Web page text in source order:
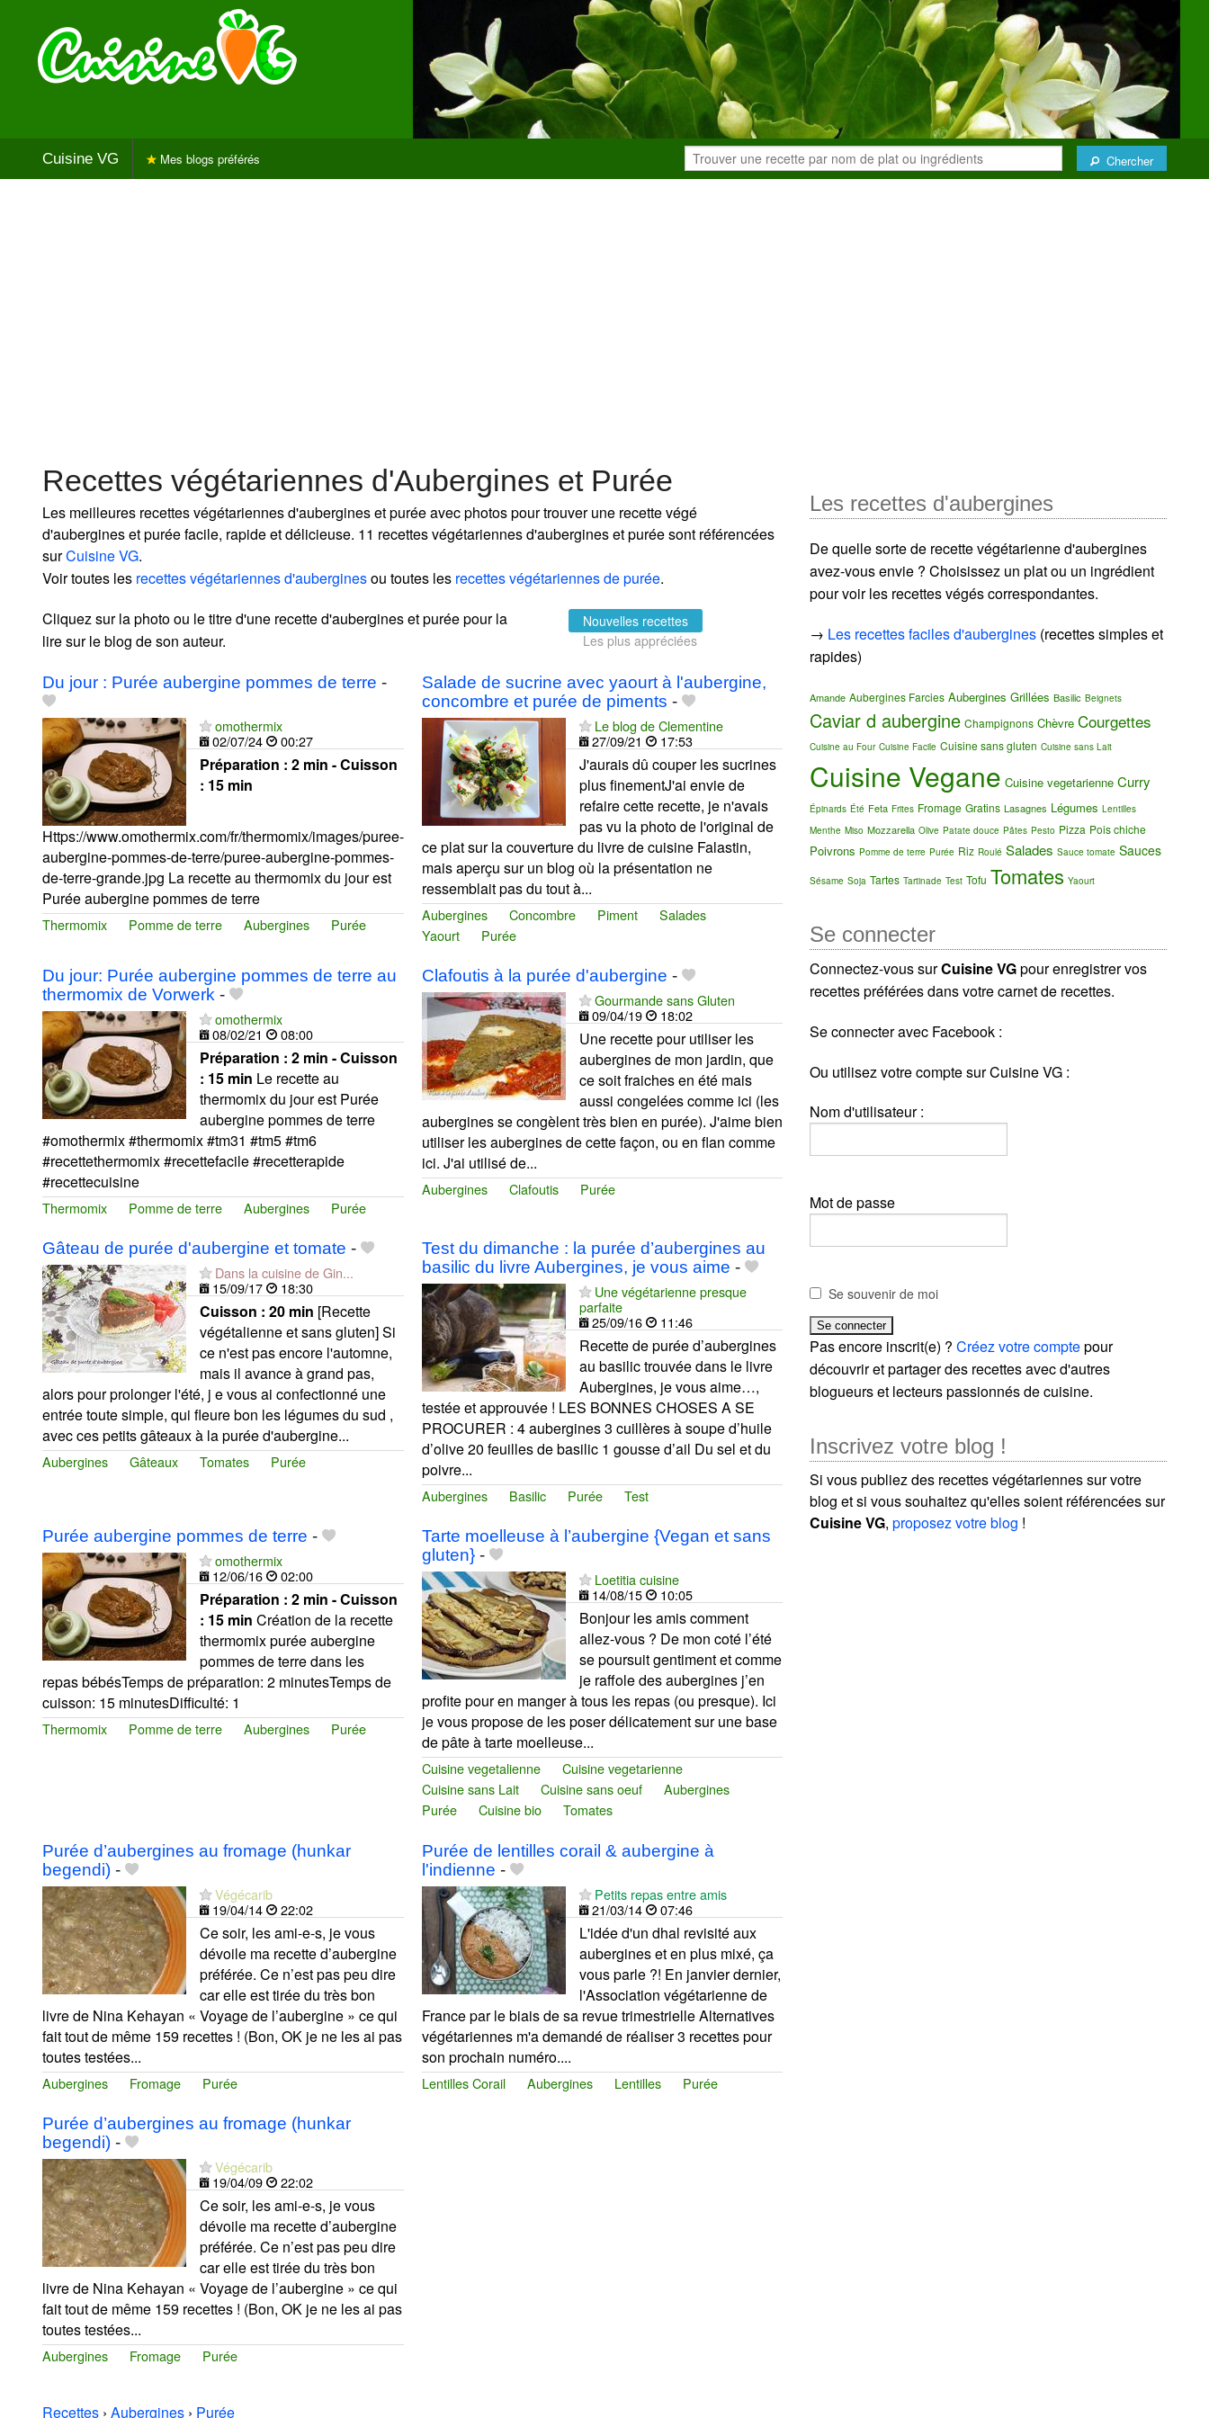
Cuisine VG Chercher
Mes blogs préférés
Recettes végétariennes d'Aubergines et Purée
Les meilleures recettes végétariennes d'aubergines et purée avec photos pour trouver une recette végé
d'aubergines et purée facile, rapide et délicieuse. 11 recettes végétariennes d'aubergines et purée sont référencées
surCuisine VG.
Voir toutes les recettes végétariennes d'auberginesou toutes les recettes végétariennes de purée.
Cliquez sur la photo ou le titre d'une recette d'aubergines et purée pour la
lire sur le blog de son auteur.
Nouvelles recettes
Les plus appréciées
Du jour : Purée aubergine pommes de terre -
omothermix
02/07/24
00:27
Préparation : 2 min - Cuisson
: 15 min
Https://www.omothermix.com/fr/thermomix/images/puree-
aubergine-pommes-de-terre/puree-aubergine-pommes-
de-terre-grande.jpg La recette au thermomix du jour est
Purée aubergine pommes de terre
Thermomix Pomme de terre Aubergines Purée
Salade de sucrine avec yaourt à l'aubergine,
concombre et purée de piments -
Le blog de Clementine
27/09/21
17:53
J'aurais dû couper les sucrines
plus finementJ'ai envie de
refaire cette recette, je n'avais
pas vu la photo de l'original de
ce plat sur la couverture du livre de cuisine Falastin,
mais aperçu sur un blog où la présentation ne
ressemblait pas du tout à...
Aubergines Concombre Piment
Salades
Yaourt
Purée
Du jour: Purée aubergine pommes de terre au
thermomix de Vorwerk -
omothermix
08/02/21
08:00
Préparation : 2 min - Cuisson
: 15 min Le recette au
thermomix du jour est Purée
aubergine pommes de terre
#omothermix #thermomix #tm31 #tm5 #tm6
#recettethermomix #recettefacile #recetterapide
#recettecuisine
Thermomix Pomme de terre Aubergines Purée
Clafoutis à la purée d'aubergine -
Gourmande sans Gluten
09/04/19
18:02
Une recette pour utiliser les
aubergines de mon jardin, que
ce soit fraiches en été mais
aussi congelées comme ici (les
aubergines se congèlent très bien en purée). J'aime bien
utiliser les aubergines de cette façon, ou en flan comme
ici. J'ai utilisé de...
Aubergines Clafoutis Purée
Gâteau de purée d'aubergine et tomate -
Dans la cuisine de Gin...
15/09/17
18:30
Cuisson : 20 min [Recette
végétalienne et sans gluten] Si
ce n'est pas encore l'automne,
mais il avance à grand pas,
alors pour prolonger l'été, j e vous ai confectionné une
entrée toute simple, qui fleure bon les légumes du sud ,
avec ces petits gâteaux à la purée d'aubergine...
Aubergines Gâteaux Tomates Purée
Test du dimanche : la purée d’aubergines au
basilic du livre Aubergines, je vous aime -
Une végétarienne presque
parfaite
25/09/16
11:46
Recette de purée d’aubergines
au basilic trouvée dans le livre
Aubergines, je vous aime…,
testée et approuvée ! LES BONNES CHOSES A SE
PROCURER : 4 aubergines 3 cuillères à soupe d’huile
d’olive 20 feuilles de basilic 1 gousse d’ail Du sel et du
poivre...
Aubergines Basilic Purée Test
Purée aubergine pommes de terre -
omothermix
12/06/16
02:00
Préparation : 2 min - Cuisson
: 15 min Création de la recette
thermomix purée aubergine
pommes de terre dans les
repas bébésTemps de préparation: 2 minutesTemps de
cuisson: 15 minutesDifficulté: 1
Thermomix Pomme de terre Aubergines Purée
Tarte moelleuse à l’aubergine {Vegan et sans
gluten}-
Loetitia cuisine
14/08/15
10:05
Bonjour les amis comment
allez-vous ? De mon coté l’été
se poursuit gentiment et comme
je raffole des aubergines j’en
profite pour en manger à tous les repas (ou presque). Ici
je vous propose de les poser délicatement sur une base
de pâte à tarte moelleuse...
Cuisine vegetalienne
Cuisine vegetarienne
Cuisine sans Lait
Cuisine sans oeuf
Aubergines
Purée
Cuisine bio Tomates
Purée d’aubergines au fromage (hunkar
begendi) -
Végécarib
19/04/14
22:02
Ce soir, les ami-e-s, je vous
dévoile ma recette d’aubergine
préférée. Ce n’est pas peu dire
car elle est tirée du très bon
livre de Nina Kehayan « Voyage de l’aubergine » ce qui
fait tout de même 159 recettes ! (Bon, OK je ne les ai pas
toutes testées...
Aubergines Fromage Purée
Purée de lentilles corail & aubergine à
l'indienne -
Petits repas entre amis
21/03/14
07:46
L'idée d'un dhal revisité aux
aubergines et en plus mixé, ça
vous parle ?! En janvier dernier,
l'Association végétarienne de
France par le biais de sa revue trimestrielle Alternatives
végétariennes m'a demandé de réaliser 3 recettes pour
son prochain numéro....
Lentilles Corail Aubergines Lentilles Purée
Purée d’aubergines au fromage (hunkar
begendi) -
Végécarib
19/04/09
22:02
Ce soir, les ami-e-s, je vous
dévoile ma recette d’aubergine
préférée. Ce n’est pas peu dire
car elle est tirée du très bon
livre de Nina Kehayan « Voyage de l’aubergine » ce qui
fait tout de même 159 recettes ! (Bon, OK je ne les ai pas
toutes testées...
Aubergines Fromage Purée
Recettes › Aubergines › Purée
Les recettes d'aubergines
De quelle sorte de recette végétarienne d'aubergines
avez-vous envie ? Choisissez un plat ou un ingrédient
pour voir les recettes végés correspondantes.
→ Les recettes faciles d'aubergines (recettes simples et
rapides)
Amande Aubergines Farcies Aubergines Grillées Basilic Beignets
Caviar d aubergine Champignons Chèvre Courgettes
Cuisine au Four Cuisine Facile Cuisine sans gluten Cuisine sans Lait
Cuisine Vegane Cuisine vegetarienne Curry
Épinards Été Feta Frites Fromage Gratins Lasagnes Légumes Lentilles
Menthe Miso Mozzarella Olive Patate douce Pâtes Pesto Pizza Pois chiche
Poivrons Pomme de terre Purée Riz Roulé Salades Sauce tomate Sauces
Sésame Soja Tartes Tartinade Test Tofu Tomates Yaourt
Se connecter
Connectez-vous surCuisine VGpour enregistrer vos
recettes préférées dans votre carnet de recettes.
Se connecter avec Facebook :
Ou utilisez votre compte sur Cuisine VG :
Nom d'utilisateur :
Mot de passe
Se souvenir de moi
Pas encore inscrit(e) ?Créez votre comptepour
découvrir et partager des recettes avec d'autres
blogueurs et lecteurs passionnés de cuisine.
Inscrivez votre blog !
Si vous publiez des recettes végétariennes sur votre
blog et si vous souhaitez qu'elles soient référencées sur
Cuisine VG,proposez votre blog !